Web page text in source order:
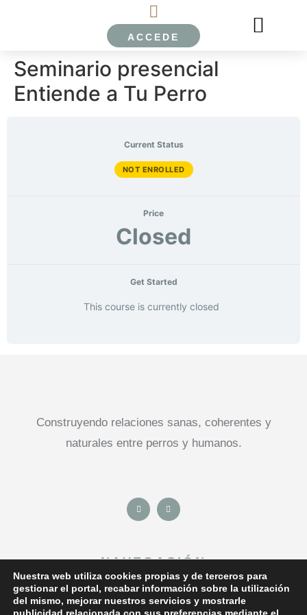
ACCEDE
Seminario presencial
Entiende a Tu Perro
Current Status
NOT ENROLLED
Price
Closed
Get Started
This course is currently closed
Construyendo relaciones sanas, coherentes y
naturales entre perros y humanos.
NAVEGACIÓN
Nuestra web utiliza cookies propias y de terceros para
gestionar el portal, recabar información sobre la utilización
del mismo, mejorar nuestros servicios y mostrarle